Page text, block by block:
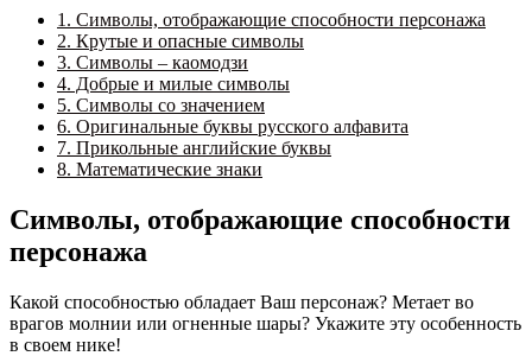
1. Символы, отображающие способности персонажа
2. Крутые и опасные символы
3. Символы – каомодзи
4. Добрые и милые символы
5. Символы со значением
6. Оригинальные буквы русского алфавита
7. Прикольные английские буквы
8. Математические знаки
Символы, отображающие способности
персонажа
Какой способностью обладает Ваш персонаж? Метает во
врагов молнии или огненные шары? Укажите эту особенность
в своем нике!